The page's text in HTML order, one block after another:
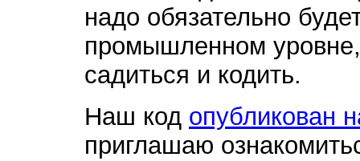
надо обязательно
промышленном
садиться и кодить.
Наш код опубликован
приглашаю